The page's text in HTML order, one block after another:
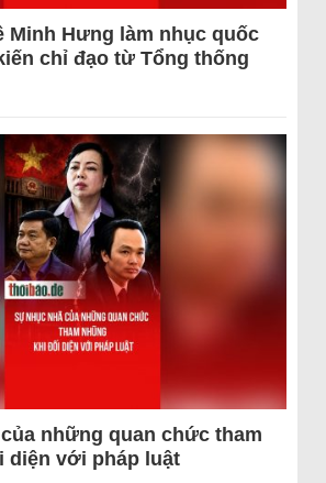
Minh Hưng làm nhục quốc
chỉ đạo từ Tổng thống
những quan chức tham
diện với pháp luật